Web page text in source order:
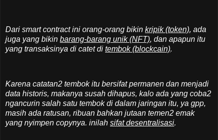
Dari smart contract ini orang-orang bikin kripik (token), ada
juga yang bikin barang-barang unik (NFT), dan apapun itu
yang transaksinya di catet di tembok (blockcain).
Karena catatan2 tembok itu bersifat permanen dan menjadi
data historis, makanya susah dihapus, kalo ada yang coba2
ngancurin salah satu tembok di dalam jaringan itu, ya gpp,
masih ada ratusan, ribuan bahkan jutaan temen2 emak
yang nyimpen copynya. inilah sifat desentralisasi.